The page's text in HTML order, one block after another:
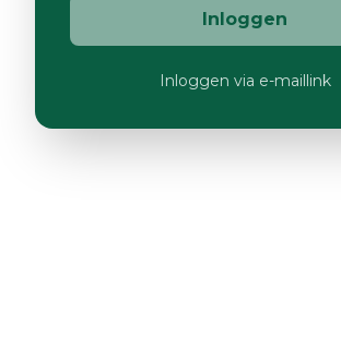
Inloggen
Inloggen via e-maillink